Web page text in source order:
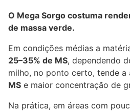
O Mega Sorgo costuma
de massa verde.
Em condições médias a
25–35% de MS, dependendo
milho, no ponto certo, tende a
MS e maior concentração de
Na prática, em áreas com